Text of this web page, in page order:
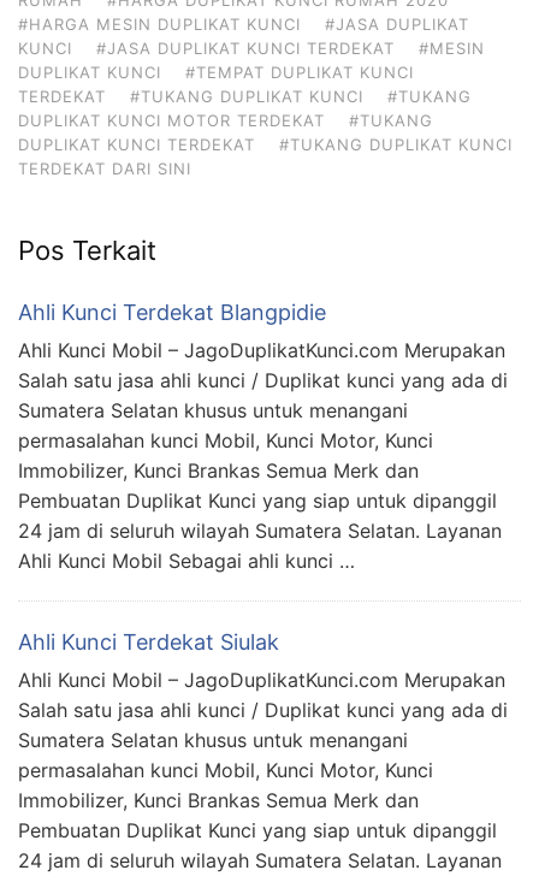
#HARGA MESIN DUPLIKAT KUNCI
#JASA DUPLIKAT
KUNCI
#JASA DUPLIKAT KUNCI TERDEKAT
#MESIN
DUPLIKAT KUNCI
#TEMPAT DUPLIKAT KUNCI
TERDEKAT
#TUKANG DUPLIKAT KUNCI
#TUKANG
DUPLIKAT KUNCI MOTOR TERDEKAT
#TUKANG
DUPLIKAT KUNCI TERDEKAT
#TUKANG DUPLIKAT KUNCI
TERDEKAT DARI SINI
Pos Terkait
Ahli Kunci Terdekat Blangpidie
Ahli Kunci Mobil – JagoDuplikatKunci.com Merupakan
Salah satu jasa ahli kunci / Duplikat kunci yang ada di
Sumatera Selatan khusus untuk menangani
permasalahan kunci Mobil, Kunci Motor, Kunci
Immobilizer, Kunci Brankas Semua Merk dan
Pembuatan Duplikat Kunci yang siap untuk dipanggil
24 jam di seluruh wilayah Sumatera Selatan. Layanan
Ahli Kunci Mobil Sebagai ahli kunci …
Ahli Kunci Terdekat Siulak
Ahli Kunci Mobil – JagoDuplikatKunci.com Merupakan
Salah satu jasa ahli kunci / Duplikat kunci yang ada di
Sumatera Selatan khusus untuk menangani
permasalahan kunci Mobil, Kunci Motor, Kunci
Immobilizer, Kunci Brankas Semua Merk dan
Pembuatan Duplikat Kunci yang siap untuk dipanggil
24 jam di seluruh wilayah Sumatera Selatan. Layanan